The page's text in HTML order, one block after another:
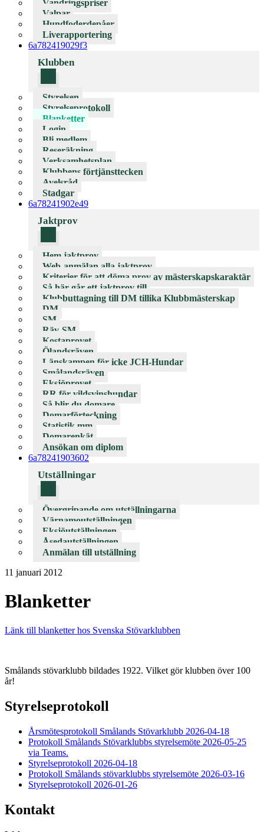
Vandringspriser
Valpar
Hundfoderdepåer
Liverapportering
6a782419029f3
Klubben
Styrelsen
Styrelseprotokoll
Blanketter
Login
Bli medlem
Reseräkning
Verksamhetsplan
Klubbens förtjänsttecken
Avelsråd
Stadgar
6a78241902e49
Jaktprov
Hem jaktprov
Web-anmälan alla jaktprov
Kriterier för att döma prov av mästerskapskaraktär
Så här går ett jaktprov till
Klubbuttagning till DM tillika Klubbmästerskap
DM
SM
Räv-SM
Kostaprovet
Ölandsräven
Länskampen för icke JCH-Hundar
Smålandsräven
Eksjöprovet
RR för vildsvinshundar
Så blir du domare
Domarförteckning
Statistik mm
Domarenkät
Ansökan om diplom
6a78241903602
Utställningar
Övergripande om utställningarna
Värnamoutställningen
Eksjöutställningen
Åsedautställningen
Anmälan till utställning
11 januari 2012
Blanketter
Länk till blanketter hos Svenska Stövarklubben
Smålands stövarklubb bildades 1922. Vilket gör klubben över 100
år!
Styrelseprotokoll
Årsmötesprotokoll Smålands Stövarklubb 2026-04-18
Protokoll Smålands Stövarklubbs styrelsemöte 2026-05-25
via Teams.
Styrelseprotokoll 2026-04-18
Protokoll Smålands stövarklubbs styrelsemöte 2026-03-16
Styrelseprotokoll 2026-01-26
Kontakt